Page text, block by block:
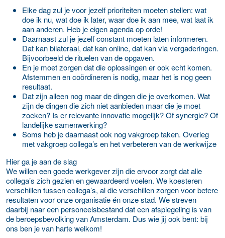
Elke dag zul je voor jezelf prioriteiten moeten stellen: wat
doe ik nu, wat doe ik later, waar doe ik aan mee, wat laat ik
aan anderen. Heb je eigen agenda op orde!
Daarnaast zul je jezelf constant moeten laten informeren.
Dat kan bilateraal, dat kan online, dat kan via vergaderingen.
Bijvoorbeeld de rituelen van de opgaven.
En je moet zorgen dat die oplossingen er ook echt komen.
Afstemmen en coördineren is nodig, maar het is nog geen
resultaat.
Dat zijn alleen nog maar de dingen die je overkomen. Wat
zijn de dingen die zich niet aanbieden maar die je moet
zoeken? Is er relevante innovatie mogelijk? Of synergie? Of
landelijke samenwerking?
Soms heb je daarnaast ook nog vakgroep taken. Overleg
met vakgroep collega’s en het verbeteren van de werkwijze
Hier ga je aan de slag
We willen een goede werkgever zijn die ervoor zorgt dat alle
collega’s zich gezien en gewaardeerd voelen. We koesteren
verschillen tussen collega’s, al die verschillen zorgen voor betere
resultaten voor onze organisatie én onze stad. We streven
daarbij naar een personeelsbestand dat een afspiegeling is van
de beroepsbevolking van Amsterdam. Dus wie jij ook bent: bij
ons ben je van harte welkom!